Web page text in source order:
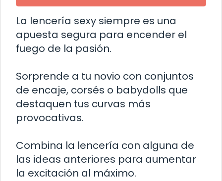
La lencería sexy siempre es una
apuesta segura para encender el
fuego de la pasión.
Sorprende a tu novio con conjuntos
de encaje, corsés o babydolls que
destaquen tus curvas más
provocativas.
Combina la lencería con alguna de
las ideas anteriores para aumentar
la excitación al máximo.